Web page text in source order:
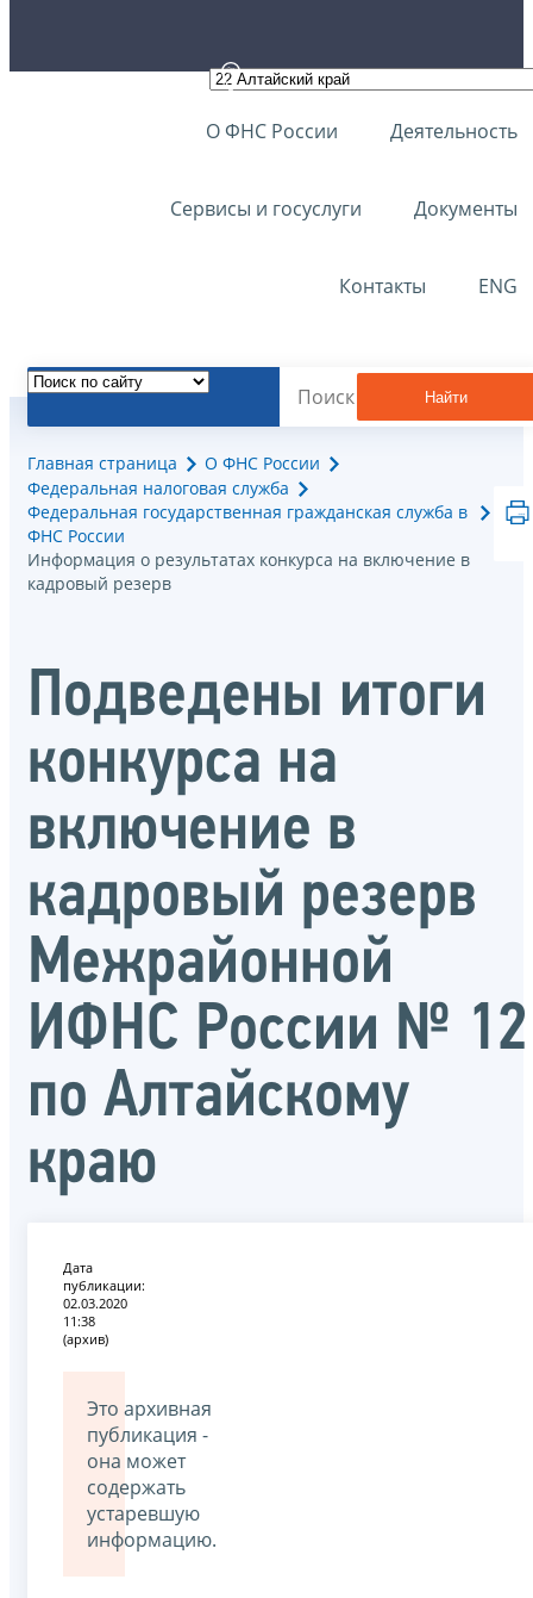
О ФНС России Деятельность
Сервисы и госуслуги Документы
Контакты ENG
Найти
Главная страница
О ФНС России
Федеральная налоговая служба
Федеральная государственная гражданская служба в
ФНС России
Информация о результатах конкурса на включение в
кадровый резерв
Подведены итоги
конкурса на
включение в
кадровый резерв
Межрайонной
ИФНС России № 12
по Алтайскому
краю
Дата
публикации:
02.03.2020
11:38
(архив)
Это архивная
публикация -
она может
содержать
устаревшую
информацию.